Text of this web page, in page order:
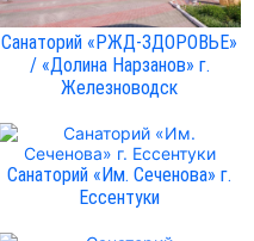
Санаторий «РЖД-ЗДОРОВЬЕ»
/ «Долина Нарзанов» г.
Железноводск
Санаторий «Им. Сеченова» г.
Ессентуки